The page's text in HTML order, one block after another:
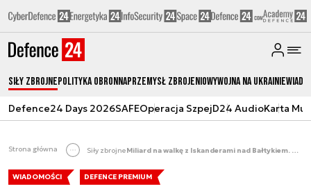
Siły zbrojnePolityka obronnaPrzemysł ZbrojeniowyWojna na Ukrainie
Defence24 Days 2026SAFEOperacja SzpejD24 AudioKarta
Strona główna Siły zbrojne Miliard na walkę z Iskanderami nad Bałtykiem. Znamy szczegóły
WIADOMOŚCI DEFENCE PREMIUM